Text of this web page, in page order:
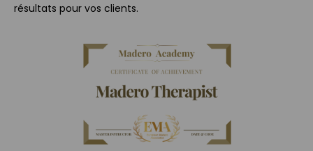
résultats pour vos clients.